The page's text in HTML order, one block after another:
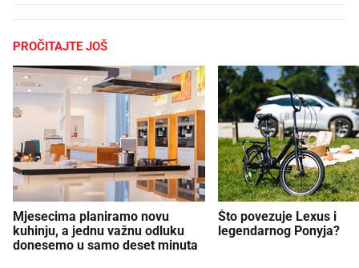
PROČITAJTE JOŠ
Mjesecima planiramo novu
kuhinju, a jednu važnu odluku
donesemo u samo deset minuta
Što povezuje Lexus i
legendarnog Ponyja?